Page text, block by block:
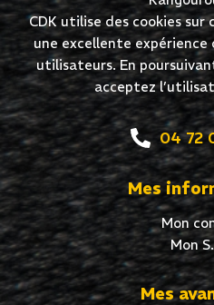
CDK utilise des cookies
une excellente expérience
utilisateurs. En
acceptez
04 72
Mes
Mon
Mon
Mes